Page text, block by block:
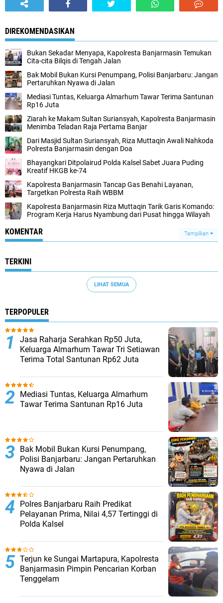
DIREKOMENDASIKAN
Bukan Sekadar Menyapa, Kapolresta Banjarmasin Temukan
Cita-cita Bilqis di Tengah Jalan
Bak Mobil Bukan Kursi Penumpang, Polisi Banjarbaru: Jangan
Pertaruhkan Nyawa di Jalan
Mediasi Tuntas, Keluarga Almarhum Tawar Terima Santunan
Rp16 Juta
Ziarah ke Makam Sultan Suriansyah, Kapolresta Banjarmasin
Menimba Teladan Raja Pertama Banjar
Dari Masjid Sultan Suriansyah, Riza Muttaqin Awali Nahkoda
Polresta Banjarmasin dengan Doa
Bhayangkari Ditpolairud Polda Kalsel Sabet Juara Puding
Kreatif HKGB ke-74
Kapolresta Banjarmasin Tancap Gas Benahi Layanan,
Targetkan Polresta Raih WBBM
Kapolresta Banjarmasin Riza Muttaqin Tarik Garis Komando:
Program Kerja Harus Nyambung dari Pusat hingga Wilayah
KOMENTAR Tampilkan
TERKINI
LIHAT SEMUA
TERPOPULER
Jasa Raharja Serahkan Rp50 Juta,
Keluarga Almarhum Tawar Tri Setiawan
Terima Total Santunan Rp62 Juta
Mediasi Tuntas, Keluarga Almarhum
Tawar Terima Santunan Rp16 Juta
Bak Mobil Bukan Kursi Penumpang,
Polisi Banjarbaru: Jangan Pertaruhkan
Nyawa di Jalan
Polres Banjarbaru Raih Predikat
Pelayanan Prima, Nilai 4,57 Tertinggi di
Polda Kalsel
Terjun ke Sungai Martapura, Kapolresta
Banjarmasin Pimpin Pencarian Korban
Tenggelam